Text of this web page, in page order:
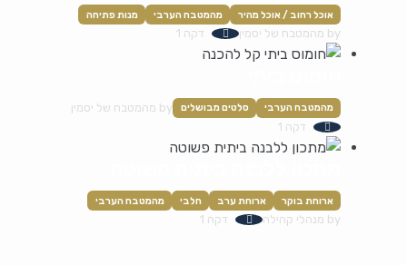
אוכל רחוב / אוכל מהיר מהמטבח הערבי מנות פתיחה
by מהמטבח של יסמין דקה 1
מהמטבח הערבי סלטים מבושלים by מהמטבח של יסמין
דקה 1
ארוחת בוקר ארוחת ערב חלבי מהמטבח הערבי
by מנהלי קהילה דקה 1